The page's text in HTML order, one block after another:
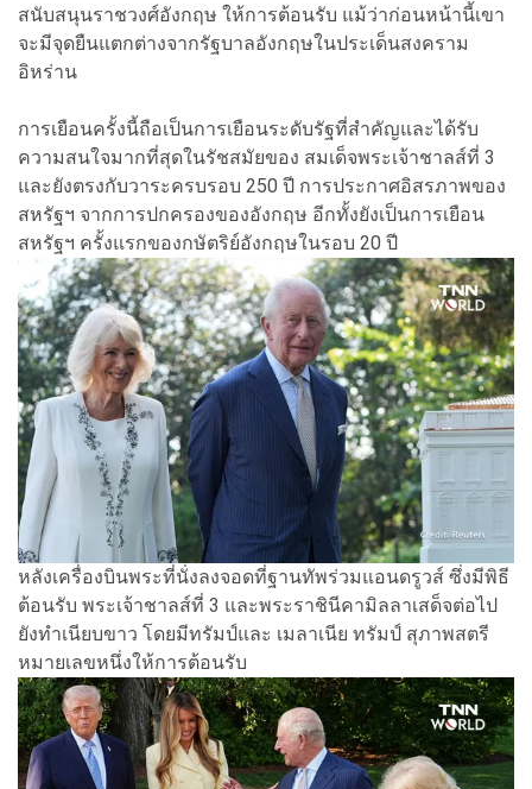
สนับสนุนราชวงศ์อังกฤษ ให้การต้อนรับ แม้ว่าก่อนหน้านี้เขา
จะมีจุดยืนแตกต่างจากรัฐบาลอังกฤษในประเด็นสงคราม
อิหร่าน
การเยือนครั้งนี้ถือเป็นการเยือนระดับรัฐที่สำคัญและได้รับ
ความสนใจมากที่สุดในรัชสมัยของ สมเด็จพระเจ้าชาลส์ที่ 3
และยังตรงกับวาระครบรอบ 250 ปี การประกาศอิสรภาพของ
สหรัฐฯ จากการปกครองของอังกฤษ อีกทั้งยังเป็นการเยือน
สหรัฐฯ ครั้งแรกของกษัตริย์อังกฤษในรอบ 20 ปี
หลังเครื่องบินพระที่นั่งลงจอดที่ฐานทัพร่วมแอนดรูวส์ ซึ่งมีพิธี
ต้อนรับ พระเจ้าชาลส์ที่ 3 และพระราชินีคามิลลาเสด็จต่อไป
ยังทำเนียบขาว โดยมีทรัมป์และ เมลาเนีย ทรัมป์ สุภาพสตรี
หมายเลขหนึ่งให้การต้อนรับ